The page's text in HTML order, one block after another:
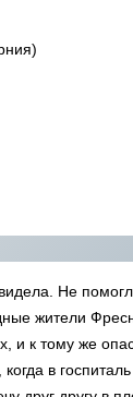
Не
жители
и к тому же
в